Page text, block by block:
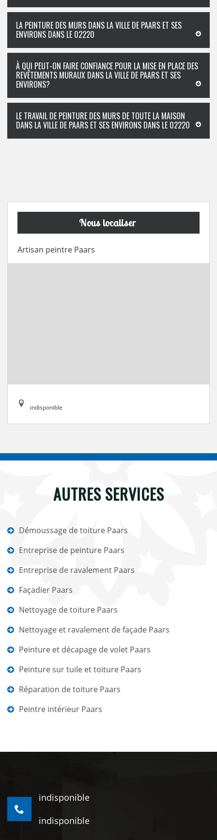
LA PEINTURE DES MURS DANS LA VILLE DE PAARS ET SES
ENVIRONS DANS LE 02220
À QUI PEUT-ON FAIRE CONFIANCE POUR LA MISE EN PLACE DES
REVÊTEMENTS MURAUX DANS LA VILLE DE PAARS ET SES
ENVIRONS?
LE TRAVAIL DE PEINTURE DES MURS DE TOUTE LA MAISON
DANS LA VILLE DE PAARS ET SES ENVIRONS DANS LE 02220
Nous localiser
Artisan peintre Paars
indisponible
AUTRES SERVICES
Démoussage de toiture Paars
Entreprise de peinture Paars
Entreprise de ravalement Paars
Façadier Paars
Nettoyage de toiture Paars
Nettoyage et ravalement de façade Paars
Peinture et décapage de volet Paars
Peinture sur tuile et toiture Paars
Réparation de toiture Paars
Peintre intérieur Paars
indisponible
indisponible